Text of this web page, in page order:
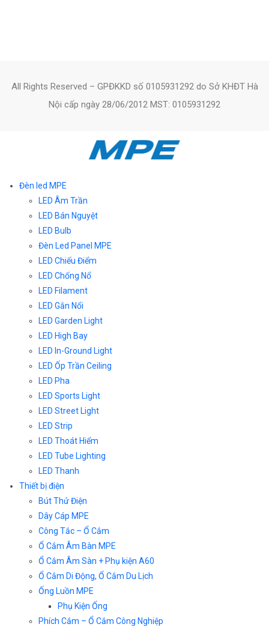
All Rights Reserved – GPĐKKD số 0105931292 do Sở KHĐT Hà
Nội cấp ngày 28/06/2012 MST: 0105931292
Đèn led MPE
LED Âm Trần
LED Bán Nguyệt
LED Bulb
Đèn Led Panel MPE
LED Chiếu Điểm
LED Chống Nổ
LED Filament
LED Gắn Nổi
LED Garden Light
LED High Bay
LED In-Ground Light
LED Ốp Trần Ceiling
LED Pha
LED Sports Light
LED Street Light
LED Strip
LED Thoát Hiểm
LED Tube Lighting
LED Thanh
Thiết bị điện
Bút Thử Điện
Dây Cáp MPE
Công Tắc – Ổ Cắm
Ổ Cắm Âm Bàn MPE
Ổ Cắm Âm Sàn + Phụ kiện A60
Ổ Cắm Di Động, Ổ Cắm Du Lịch
Ống Luồn MPE
Phụ Kiện Ống
Phích Cắm – Ổ Cắm Công Nghiệp